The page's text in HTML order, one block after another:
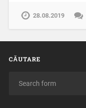
28.08.2019
CĂUTARE